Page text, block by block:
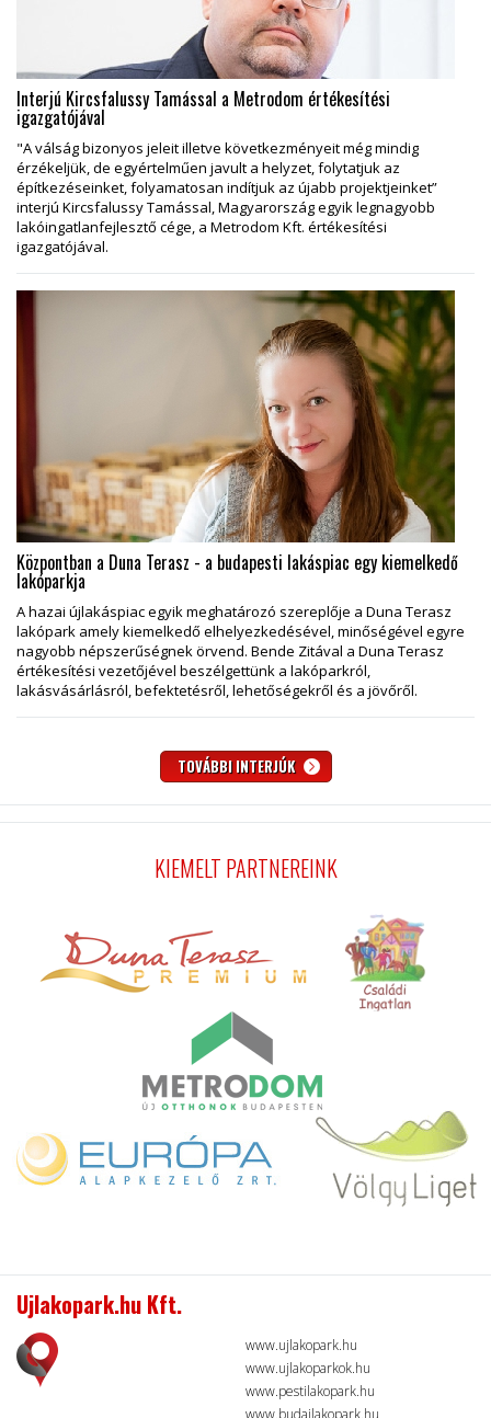
Interjú Kircsfalussy Tamással a Metrodom értékesítési
igazgatójával
"A válság bizonyos jeleit illetve következményeit még mindig
érzékeljük, de egyértelműen javult a helyzet, folytatjuk az
építkezéseinket, folyamatosan indítjuk az újabb projektjeinket”
interjú Kircsfalussy Tamással, Magyarország egyik legnagyobb
lakóingatlanfejlesztő cége, a Metrodom Kft. értékesítési
igazgatójával.
Központban a Duna Terasz - a budapesti lakáspiac egy kiemelkedő
lakóparkja
A hazai újlakáspiac egyik meghatározó szereplője a Duna Terasz
lakópark amely kiemelkedő elhelyezkedésével, minőségével egyre
nagyobb népszerűségnek örvend. Bende Zitával a Duna Terasz
értékesítési vezetőjével beszélgettünk a lakóparkról,
lakásvásárlásról, befektetésről, lehetőségekről és a jövőről.
TOVÁBBI INTERJÚK
KIEMELT PARTNEREINK
Ujlakopark.hu Kft.
www.ujlakopark.hu
www.ujlakoparkok.hu
www.pestilakopark.hu
www.budailakopark.hu